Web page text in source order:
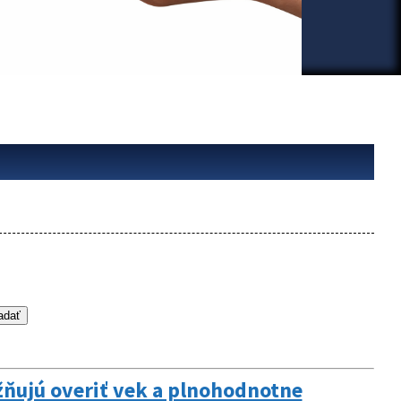
overiť vek a plnohodnotne